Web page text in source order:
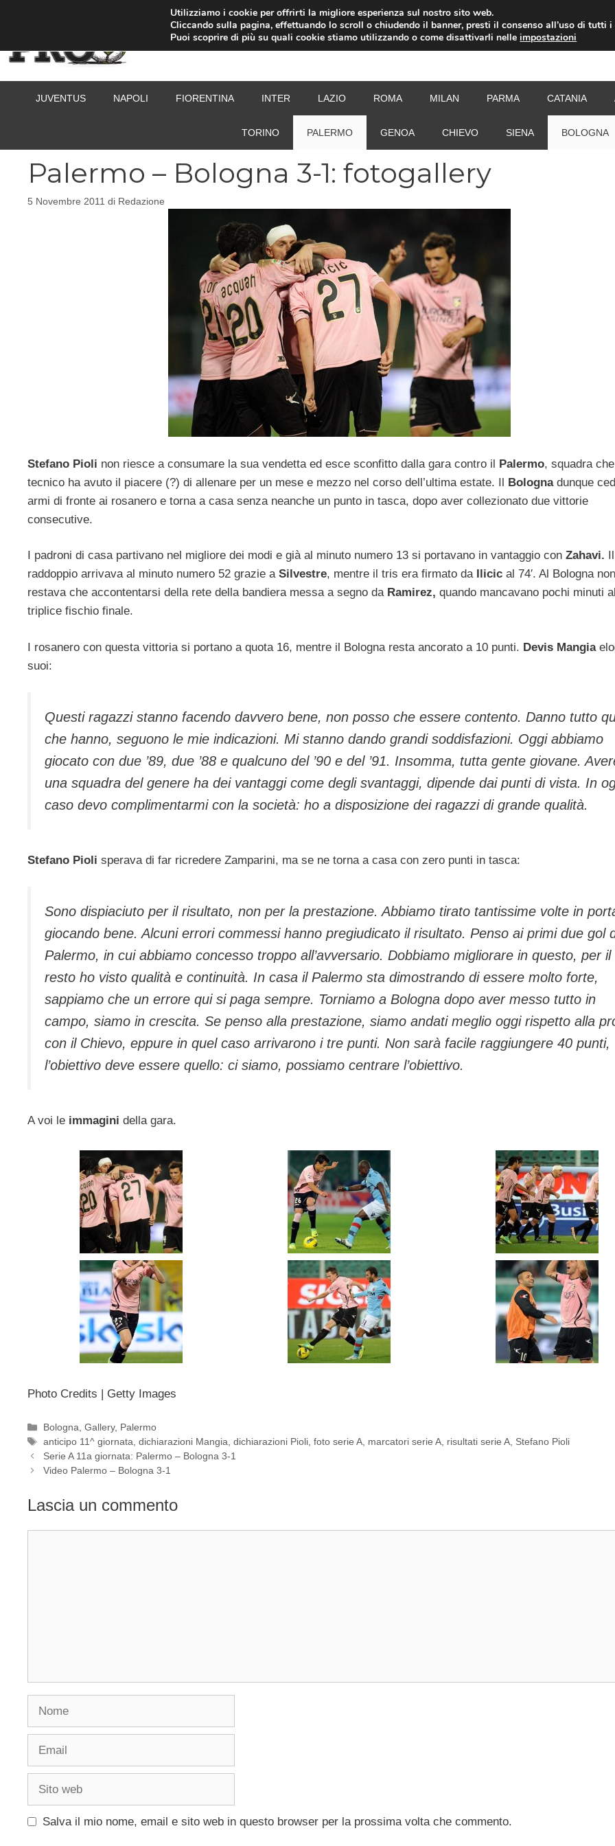
JUVENTUS NAPOLI FIORENTINA INTER LAZIO ROMA MILAN PARMA CATANIA
TORINO PALERMO GENOA CHIEVO SIENA BOLOGNA
Palermo – Bologna 3-1: fotogallery
5 Novembre 2011 di Redazione
Stefano Pioli non riesce a consumare la sua vendetta ed esce sconfitto dalla gara contro il Palermo, squadra
tecnico ha avuto il piacere (?) di allenare per un mese e mezzo nel corso dell’ultima estate. Il Bolognadunque
armi di fronte ai rosanero e torna a casa senza neanche un punto in tasca, dopo aver collezionato due vittorie
consecutive.
I padroni di casa partivano nel migliore dei modi e già al minuto numero 13 si portavano in vantaggio con Zahavi.
raddoppio arrivava al minuto numero 52 grazie aSilvestre, mentre il tris era firmato da Ilicic al 74′. Al Bologna non
restava che accontentarsi della rete della bandiera messa a segno da Ramirez, quando mancavano pochi minuti al
triplice fischio finale.
I rosanero con questa vittoria si portano a quota 16, mentre il Bologna resta ancorato a 10 punti. Devis Mangia
suoi:
Questi ragazzi stanno facendo davvero bene, non posso che essere contento. Danno tutto
che hanno, seguono le mie indicazioni. Mi stanno dando grandi soddisfazioni. Oggi abbiamo
giocato con due ’89, due ’88 e qualcuno del ’90 e del ’91. Insomma, tutta gente giovane.
una squadra del genere ha dei vantaggi come degli svantaggi, dipende dai punti di vista. In
caso devo complimentarmi con la società: ho a disposizione dei ragazzi di grande qualità.
Stefano Pioli sperava di far ricredere Zamparini, ma se ne torna a casa con zero punti in tasca:
Sono dispiaciuto per il risultato, non per la prestazione. Abbiamo tirato tantissime volte in
giocando bene. Alcuni errori commessi hanno pregiudicato il risultato. Penso ai primi due gol
Palermo, in cui abbiamo concesso troppo all’avversario. Dobbiamo migliorare in questo, per il
resto ho visto qualità e continuità. In casa il Palermo sta dimostrando di essere molto forte,
sappiamo che un errore qui si paga sempre. Torniamo a Bologna dopo aver messo tutto in
campo, siamo in crescita. Se penso alla prestazione, siamo andati meglio oggi rispetto alla
con il Chievo, eppure in quel caso arrivarono i tre punti. Non sarà facile raggiungere 40 punti,
l’obiettivo deve essere quello: ci siamo, possiamo centrare l’obiettivo.
A voi le immagini della gara.
Photo Credits | Getty Images
Categorie
Bologna,Gallery, Palermo
Tag
anticipo 11^ giornata,dichiarazioni Mangia,dichiarazioni Pioli,foto serie A, marcatori serie A, risultati serie A, Stefano Pioli
Serie A 11a giornata: Palermo – Bologna 3-1
Video Palermo – Bologna 3-1
Lascia un commento
Nome
Email
Sito
Salva il mio nome, email e sito web in questo browser per la prossima volta che commento.
Utilizziamo i cookie per offrirti la migliore esperienza sul nostro sito web.
Cliccando sulla pagina, effettuando lo scroll o chiudendo il banner, presti il consenso all’uso di tutti i
Puoi scoprire di più su quali cookie stiamo utilizzando o come disattivarli nelleimpostazioni